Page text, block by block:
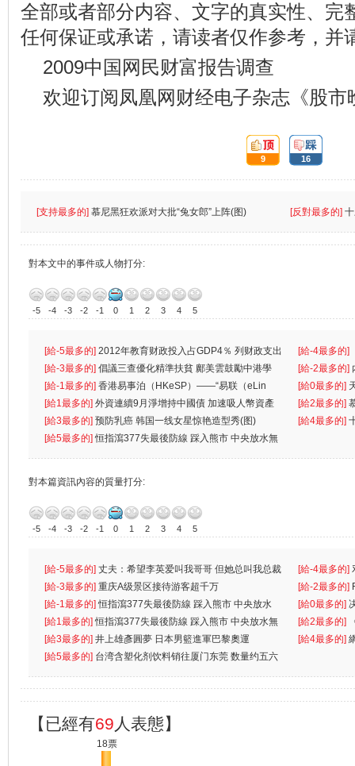
全部或者部分内容、文字的真实性、完
任何保证或承诺，请读者仅作参考，并
2009中国网民财富报告调查
欢迎订阅凤凰网财经电子杂志《股市
頂:
9
踩:
16
[支持最多的] 慕尼黑狂欢派对大批“兔女郎”上阵(图) [反對最多的]
對本文中的事件或人物打分:
-5 -4 -3 -2 -1 0 1 2 3 4 5
[給-5最多的] 2012年教育财政投入占GDP4％ 列财政支出
首位
[給-4最多的]
一
[給-3最多的] 倡議三查優化精準扶貧 鄺美雲鼓勵中港學
生
[給-2最多的]
人
[給-1最多的] 香港易事泊（HKeSP）——“易联（eLin
k）”项目
[給0最多的]
[給1最多的] 外資連續9月淨增持中國債 加速吸人幣資產 [給2最多的]
[給3最多的] 预防乳癌 韩国一线女星惊艳造型秀(图) [給4最多的]
[給5最多的]恒指瀉377失最後防線 踩入熊市 中央放水無
對本篇資訊內容的質量打分:
-5 -4 -3 -2 -1 0 1 2 3 4 5
[給-5最多的] 丈夫：希望李英爱叫我哥哥 但她总叫我总裁
先
[給-4最多的]
离
[給-3最多的] 重庆A级景区接待游客超千万 [給-2最多的]
[給-1最多的]恒指瀉377失最後防線 踩入熊市 中央放水
無
[給0最多的]
[給1最多的]恒指瀉377失最後防線 踩入熊市 中央放水無 [給2最多的]
[給3最多的] 井上雄彥圓夢 日本男籃進軍巴黎奧運 [給4最多的]
[給5最多的] 台湾含塑化剂饮料销往厦门东莞 数量约五六
【已經有69 人表態】
18票